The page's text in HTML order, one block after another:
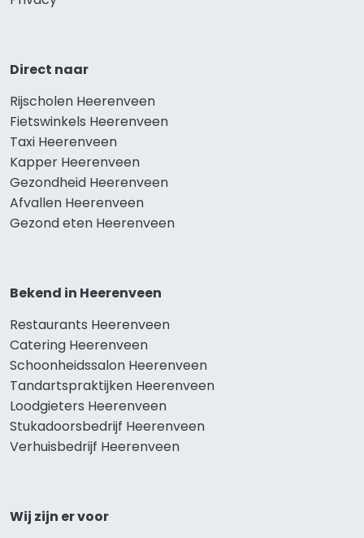
Direct naar
Rijscholen Heerenveen
Fietswinkels Heerenveen
Taxi Heerenveen
Kapper Heerenveen
Gezondheid Heerenveen
Afvallen Heerenveen
Gezond eten Heerenveen
Bekend in Heerenveen
Restaurants Heerenveen
Catering Heerenveen
Schoonheidssalon Heerenveen
Tandartspraktijken Heerenveen
Loodgieters Heerenveen
Stukadoorsbedrijf Heerenveen
Verhuisbedrijf Heerenveen
Wij zijn er voor